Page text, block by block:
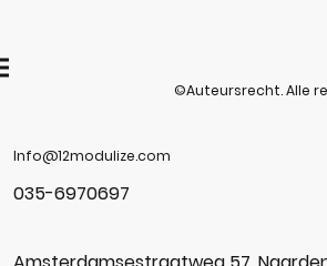
©Auteursrecht. Alle
Info@12modulize.com
035-